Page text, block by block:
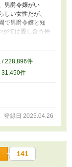
男爵令嬢がい
い女性だが、
で男爵令嬢と知
がては愛し合う仲
けている公爵令
ることを、男爵
た。 これで公爵
っと幸せを手
く破綻する
/ 228,896件
31,450件
登録日 2025.04.26
141